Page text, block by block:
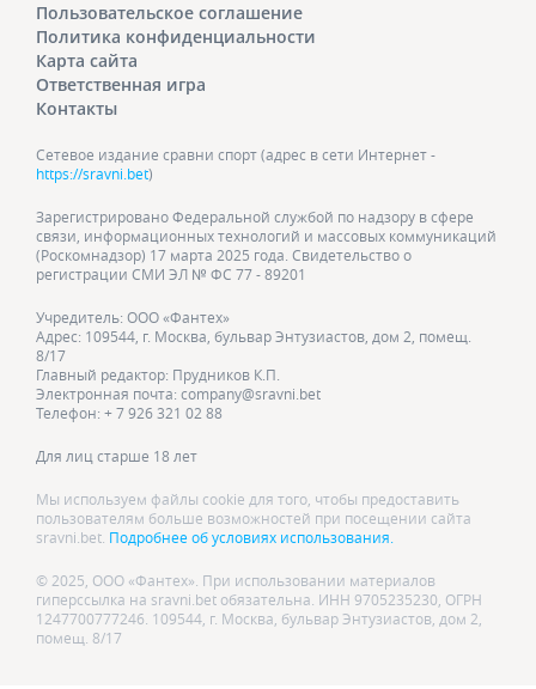
Пользовательское соглашение
Политика конфиденциальности
Карта сайта
Ответственная игра
Контакты
Сетевое издание сравни спорт (адрес в сети Интернет -
https://sravni.bet)
Зарегистрировано Федеральной службой по надзору в сфере
связи, информационных технологий и массовых коммуникаций
(Роскомнадзор) 17 марта 2025 года. Свидетельство о
регистрации СМИ ЭЛ № ФС 77 - 89201
Учредитель: ООО «Фантех»
Адрес: 109544, г. Москва, бульвар Энтузиастов, дом 2, помещ.
8/17
Главный редактор: Прудников К.П.
Электронная почта: company@sravni.bet
Телефон: + 7 926 321 02 88
Для лиц старше 18 лет
Мы используем файлы cookie для того, чтобы предоставить
пользователям больше возможностей при посещении сайта
sravni.bet. Подробнее об условиях использования.
© 2025, ООО «Фантех». При использовании материалов
гиперссылка на sravni.bet обязательна. ИНН 9705235230, ОГРН
1247700777246. 109544, г. Москва, бульвар Энтузиастов, дом 2,
помещ. 8/17